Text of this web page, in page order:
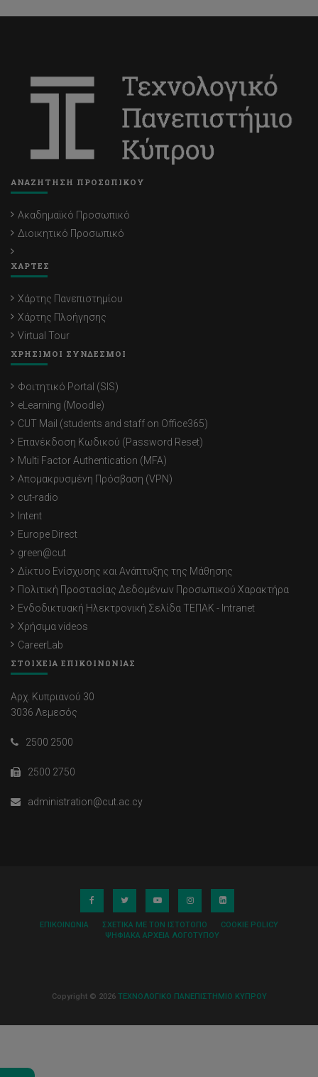
ΑΝΑΖΗΤΗΣΗ ΠΡΟΣΩΠΙΚΟΥ
Ακαδημαϊκό Προσωπικό
Διοικητικό Προσωπικό
ΧΑΡΤΕΣ
Χάρτης Πανεπιστημίου
Χάρτης Πλοήγησης
Virtual Tour
ΧΡΗΣΙΜΟΙ ΣΥΝΔΕΣΜΟΙ
Φοιτητικό Portal (SIS)
eLearning (Moodle)
CUT Mail (students and staff on Office365)
Επανέκδοση Κωδικού (Password Reset)
Multi Factor Authentication (MFA)
Απομακρυσμένη Πρόσβαση (VPN)
cut-radio
Intent
Europe Direct
green@cut
Δίκτυο Ενίσχυσης και Ανάπτυξης της Μάθησης
Πολιτική Προστασίας Δεδομένων Προσωπικού Χαρακτήρα
Ενδοδικτυακή Ηλεκτρονική Σελίδα ΤΕΠΑΚ - Intranet
Χρήσιμα videos
CareerLab
ΣΤΟΙΧΕΙΑ ΕΠΙΚΟΙΝΩΝΙΑΣ
Αρχ. Κυπριανού 30
3036 Λεμεσός
2500 2500
2500 2750
administration@cut.ac.cy
ΕΠΙΚΟΙΝΩΝΊΑ ΣΧΕΤΙΚΆ ΜΕ ΤΟΝ ΙΣΤΌΤΟΠΟ
COOKIE POLICY
ΨΗΦΙΑΚΆ ΑΡΧΕΊΑ ΛΟΓΌΤΥΠΟΥ
Copyright © 2026 ΤΕΧΝΟΛΟΓΙΚΟ ΠΑΝΕΠΙΣΤΗΜΙΟ ΚΥΠΡΟΥ